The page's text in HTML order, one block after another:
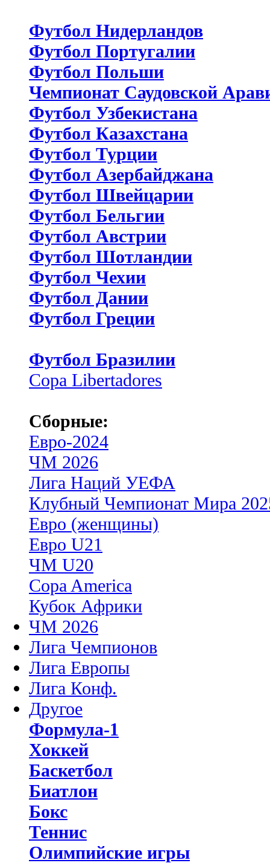
Футбол Нидерландов
Футбол Португалии
Футбол Польши
Чемпионат Саудовской
Футбол Узбекистана
Футбол Казахстана
Футбол Турции
Футбол Азербайджана
Футбол Швейцарии
Футбол Бельгии
Футбол Австрии
Футбол Шотландии
Футбол Чехии
Футбол Дании
Футбол Греции
Футбол Бразилии
Copa Libertadores
Сборные:
Евро-2024
ЧМ 2026
Лига Наций УЕФА
Клубный Чемпионат Мира
Евро (женщины)
Евро U21
ЧМ U20
Copa America
Кубок Африки
ЧМ 2026
Лига Чемпионов
Лига Европы
Лига Конф.
Другое
Формула-1
Хоккей
Баскетбол
Биатлон
Бокс
Теннис
Олимпийские игры